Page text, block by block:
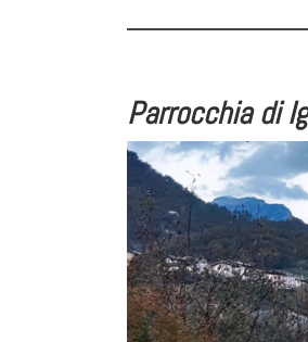
Parrocchia di